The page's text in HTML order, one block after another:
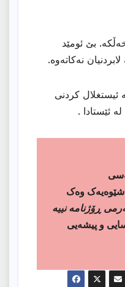
بێ ئومێد
نەکاتەوە.
ئیستغلال کردنی
ئێستادا .
شێوەیەک وەک
ڕۆژنامە نییە
و پیشەیی